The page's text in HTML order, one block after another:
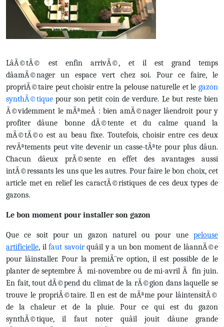
LâÃ©tÃ© est enfin arrivÃ©, et il est grand temps
dâamÃ©nager un espace vert chez soi. Pour ce faire, le
propriÃ©taire peut choisir entre la pelouse naturelle et le gazon
synthÃ©tique pour son petit coin de verdure. Le but reste bien
Ã©videmment le mÃªmeÂ : bien amÃ©nager lâendroit pour y
profiter dâune bonne dÃ©tente et du calme quand la
mÃ©tÃ©o est au beau fixe. Toutefois, choisir entre ces deux
revÃªtements peut vite devenir un casse-tÃªte pour plus dâun.
Chacun dâeux prÃ©sente en effet des avantages aussi
intÃ©ressants les uns que les autres. Pour faire le bon choix, cet
article met en relief les caractÃ©ristiques de ces deux types de
gazons.
Le bon moment pour installer son gazon
Que ce soit pour un gazon naturel ou pour une pelouse
artificielle, ilfaut savoirquâil y a un bon moment de lâannÃ©e
pour lâinstaller. Pour la premiÃ¨re option, il est possible de le
planter de septembre Ã mi-novembre ou de mi-avril Ã fin juin.
En fait, tout dÃ©pend du climat de la rÃ©gion dans laquelle se
trouve le propriÃ©taire. Il en est de mÃªme pour lâintensitÃ©
de la chaleur et de la pluie. Pour ce qui est du gazon
synthÃ©tique, il faut noter quâil jouit dâune grande